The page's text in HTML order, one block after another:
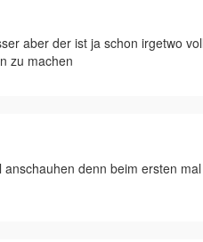
aber der ist ja schon irgetwo
zu machen
denn beim ersten